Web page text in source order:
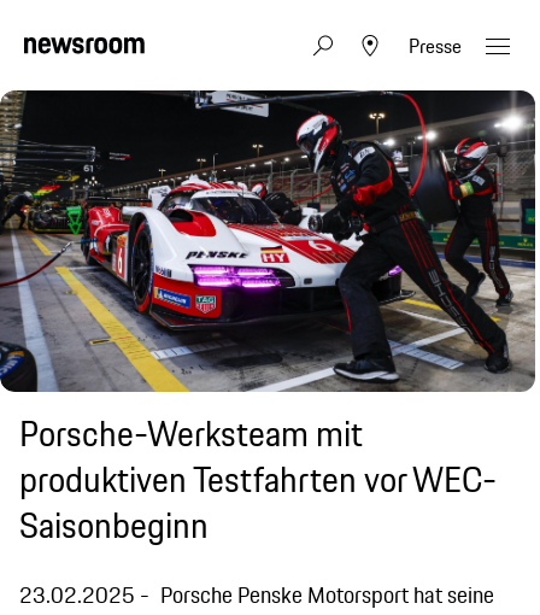
Presse
Porsche-Werksteam mit
produktiven Testfahrten vor WEC-
Saisonbeginn
23.02.2025
Porsche Penske Motorsport hat seine